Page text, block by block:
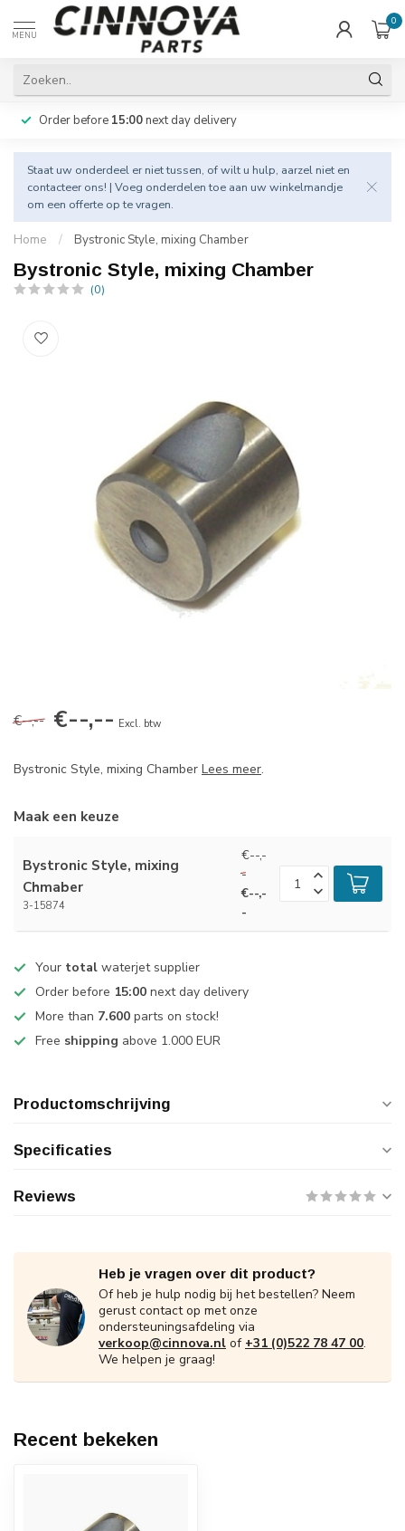
MENU
0
Order before 15:00next day delivery
Staat uw onderdeel er niet tussen, of wilt u hulp, aarzel niet en
contacteer ons! | Voeg onderdelen toe aan uw winkelmandje
om een offerte op te vragen.
Home / Bystronic Style, mixing Chamber
Bystronic Style, mixing Chamber
(0)
€--,-- €--,-- Excl. btw
Bystronic Style, mixing Chamber Lees meer.
Maak een keuze
Bystronic Style, mixing
Chmaber
3-15874
€--,-
-
€--,-
-
Your total waterjet supplier
Order before 15:00 next day delivery
More than 7.600 parts on stock!
Free shipping above 1.000 EUR
Productomschrijving
Specificaties
Reviews
Heb je vragen over dit product?
Of heb je hulp nodig bij het bestellen? Neem
gerust contact op met onze
ondersteuningsafdeling via
verkoop@cinnova.nl of +31 (0)522 78 47 00.
We helpen je graag!
Recent bekeken